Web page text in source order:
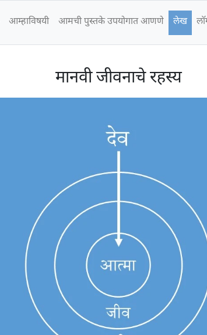
आम्हाविषयी आमची पुस्तके उपयोगात आणणे लेख
मानवी जीवनाचे रहस्य